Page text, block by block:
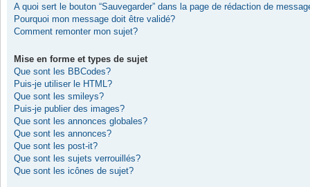
A quoi sert le bouton “Sauvegarder” dans la page de rédaction de
Pourquoi mon message doit être validé?
Comment remonter mon sujet?
Mise en forme et types de sujet
Que sont les BBCodes?
Puis-je utiliser le HTML?
Que sont les smileys?
Puis-je publier des images?
Que sont les annonces globales?
Que sont les annonces?
Que sont les post-it?
Que sont les sujets verrouillés?
Que sont les icônes de sujet?